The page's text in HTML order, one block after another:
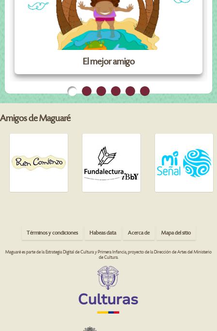
El mejor amigo
Amigos de Maguaré
Términos y condiciones Habeas data Acerca de Mapa del sitio
Maguaré es parte de la Estrategia Digital de Cultura y Primera Infancia, proyecto de la Dirección de Artes del Ministerio
de Cultura.